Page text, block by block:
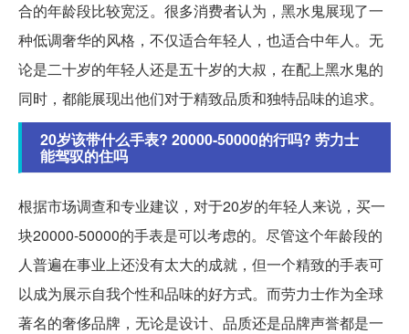
合的年龄段比较宽泛。很多消费者认为，黑水鬼展现了一
种低调奢华的风格，不仅适合年轻人，也适合中年人。无
论是二十岁的年轻人还是五十岁的大叔，在配上黑水鬼的
同时，都能展现出他们对于精致品质和独特品味的追求。
20岁该带什么手表? 20000-50000的行吗? 劳力士
能驾驭的住吗
根据市场调查和专业建议，对于20岁的年轻人来说，买一
块20000-50000的手表是可以考虑的。尽管这个年龄段的
人普遍在事业上还没有太大的成就，但一个精致的手表可
以成为展示自我个性和品味的好方式。而劳力士作为全球
著名的奢侈品牌，无论是设计、品质还是品牌声誉都是一